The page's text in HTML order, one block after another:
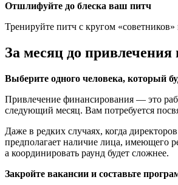
Отшлифуйте до блеска ваш питч
Тренируйте питч с кругом
За месяц до привлечения
Выберите одного человека, который
Привлечение финансирования — это
следующий месяц. Вам потребуется
Даже в редких случаях, когда
предполагает наличие лица, имеющего
а координировать раунд будет сложнее.
Закройте вакансии и составьте